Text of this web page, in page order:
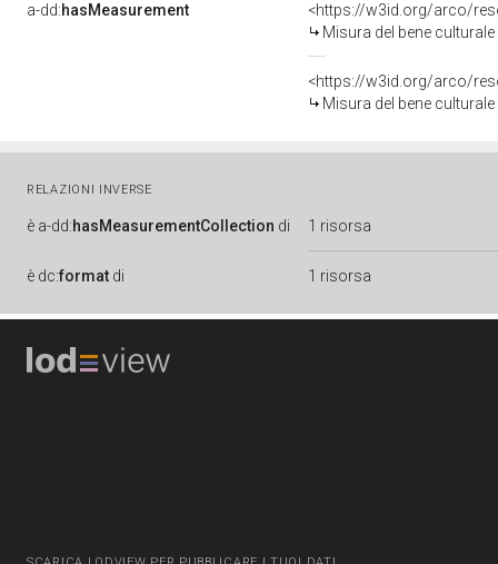
a-dd:hasMeasurement
<https://w3id.org/arco/
Misura del bene
<https://w3id.org/arco/
Misura del bene
RELAZIONI INVERSE
è a-dd:hasMeasurementCollection di 1 risorsa
è dc:format di 1 risorsa